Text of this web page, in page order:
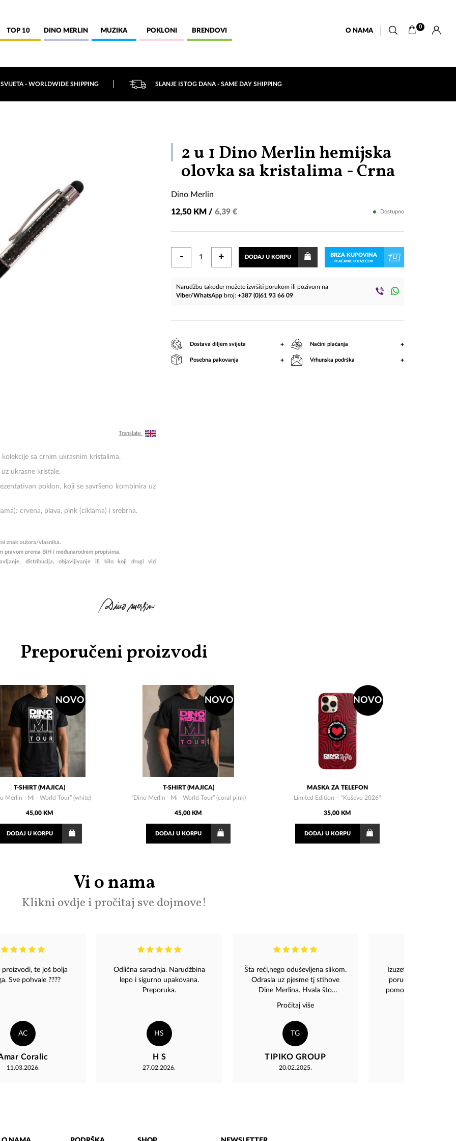
TOP 10 DINO MERLIN MUZIKA POKLONI BRENDOVI O NAMA
0
- WORLDWIDE SHIPPING SLANJE ISTOG DANA - SAME DAY SHIPPING
Translate
sa crnim ukrasnim kristalima.
ukrasne kristale.
poklon, koji se savršeno kombinira uz
crvena, plava, pink (ciklama) i srebrna.
znak autora/vlasnika.
prema BiH i međunarodnim propisima.
distribucija, objavljivanje ili bilo koji drugi vid
2 u 1 Dino Merlin hemijska
olovka sa kristalima - Crna
Dino Merlin
12,50 KM /6,39 € Dostupno
- + DODAJ U KORPU BRZA KUPOVINA
PLAĆANJE POUZEĆEM
Narudžbu također možete izvršiti porukom ili pozivom na
Viber/WhatsApp broj:+387 (0)61 93 66 09
Dostava diljem svijeta + Načini plaćanja +
Posebna pakovanja + Vrhunska podrška +
Preporučeni proizvodi
NOVO
T-SHIRT (MAJICA)
Merlin - Mi - World Tour” (white)
45,00 KM
DODAJU KORPU
NOVO
T-SHIRT (MAJICA)
“Dino Merlin - Mi - World Tour” (coral pink)
45,00 KM
DODAJ U KORPU
NOVO
MASKA ZA TELEFON
Limited Edition – "Koševo 2026"
35,00 KM
DODAJU KORPU
Vi o nama
Klikni ovdje i pročitaj sve dojmove!
proizvodi, te još bolja
Sve pohvale ????
AC
Coralic
11.03.2026.
Odlična saradnja. Narudžbina
lepo i sigurno upakovana.
Preporuka.
HS
H S
27.02.2026.
Šta reći,nego oduševljena slikom.
Odrasla uz pjesme tj stihove
Dine Merlina. Hvala što
postojite.lp
Pročitaj više
TG
TIPIKO GROUP
20.02.2025.
Izuzetna podrška,
poručivanju,
pomoć, stvarno za